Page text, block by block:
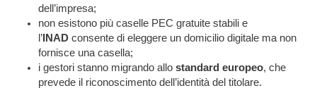
dell’impresa;
non esistono più caselle PEC gratuite stabili e
l’INADconsente di eleggere un domicilio digitale ma non
fornisce una casella;
i gestori stanno migrando allo standard europeo, che
prevede il riconoscimento dell’identità del titolare.